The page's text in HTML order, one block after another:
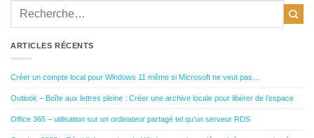
ARTICLES RÉCENTS
Créer un compte local pour Windows 11 même si Microsoft ne veut pas…
Outlook – Boîte aux lettres pleine : Créer une archive locale pour libérer de l’espace
Office 365 – utilisation sur un ordinateur partagé tel qu’un serveur RDS